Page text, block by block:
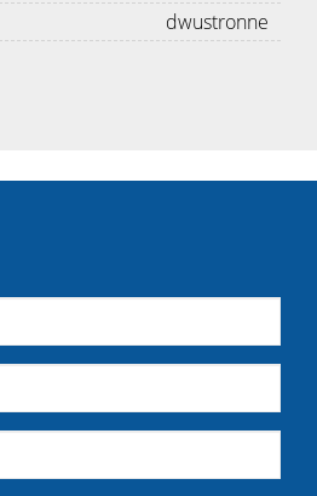
dwustronne